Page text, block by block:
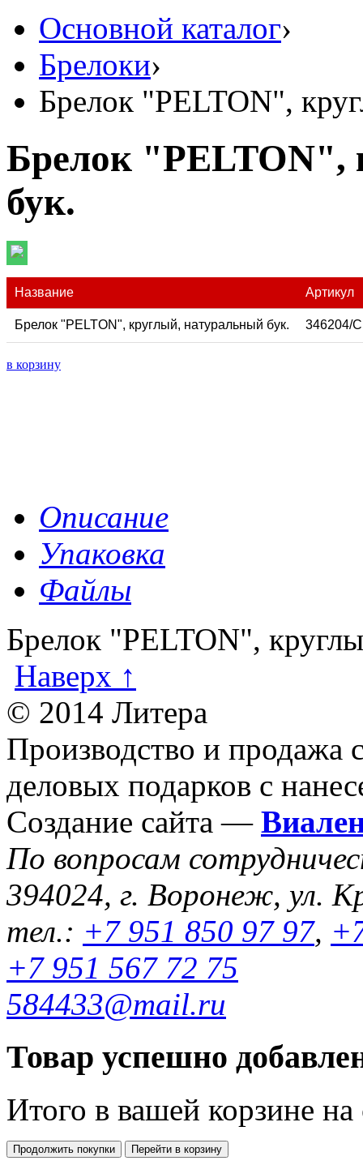
Основной каталог›
Брелоки›
Брелок "PELTON",
Брелок "PELTON",
бук.
Название Артикул
Брелок "PELTON", круглый, натуральный бук. 346204/
в корзину
Описание
Упаковка
Файлы
Брелок "PELTON",
Наверх ↑
© 2014 Литера
Производство и продажа
деловых подарков с
Создание сайта —
По вопросам
394024, г. Воронеж, ул.
тел.: +7 951 850 97 97,
+7 951 567 72 75
584433@mail.ru
Товар успешно
Итого в вашей корзине
Продолжить покупки Перейти в корзину